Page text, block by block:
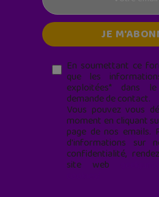
En soumettant ce
que les
exploitées* dans
demande de contact.
Vous pouvez vous
moment en cliquant
page de nos emails.
d'informations sur
confidentialité,
site web